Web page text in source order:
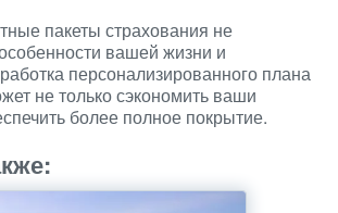
пакеты страхования не
вашей жизни и
персонализированного плана
не только сэкономить ваши
более полное покрытие.